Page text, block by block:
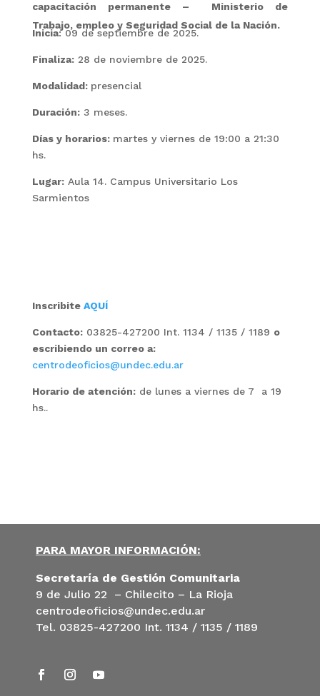
capacitación permanente – Ministerio de
Trabajo, empleo y Seguridad Social de la Nación.
Inicia: 09 de septiembre de 2025.
Finaliza:28 de noviembre de 2025.
Modalidad: presencial
Duración:3 meses.
Días y horarios: martes y viernes de 19:00 a 21:30
hs.
Lugar:Aula 14. Campus Universitario Los
Sarmientos
Inscribite AQUÍ
Contacto:03825-427200 Int. 1134 / 1135 / 1189 o
escribiendo un correo a:
centrodeoficios@undec.edu.ar
Horario de atención:de lunes a viernes de 7 a 19
hs..
PARA MAYOR INFORMACIÓN:
Secretaría de Gestión Comunitaria
9 de Julio 22 – Chilecito – La Rioja
centrodeoficios@undec.edu.ar
Tel. 03825-427200 Int. 1134 / 1135 / 1189